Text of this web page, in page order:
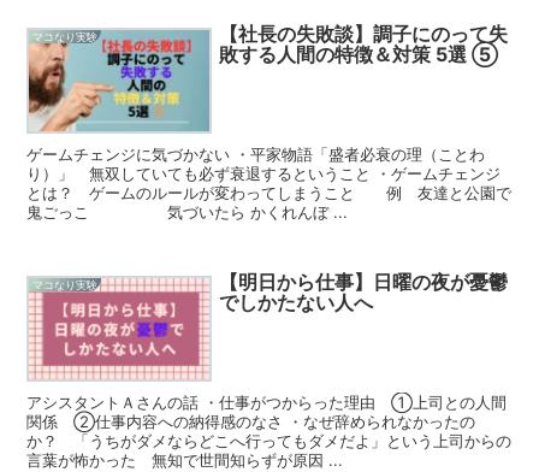
マコなり実験
【社長の失敗談】調子にのって失
敗する人間の特徴＆対策 5選 ⑤
ゲームチェンジに気づかない ・平家物語「盛者必衰の理（ことわ
り）」 無双していても必ず衰退するということ ・ゲームチェンジ
とは？ ゲームのルールが変わってしまうこと 例 友達と公園で
鬼ごっこ 気づいたら かくれんぼ ...
マコなり実験
【明日から仕事】日曜の夜が憂鬱
でしかたない人へ
アシスタントＡさんの話 ・仕事がつからった理由 ①上司との人間
関係 ②仕事内容への納得感のなさ ・なぜ辞められなかったの
か？ 「うちがダメならどこへ行ってもダメだよ」という上司からの
言葉が怖かった 無知で世間知らずが原因 ...